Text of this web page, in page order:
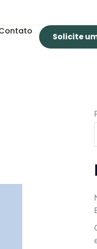
Solicite